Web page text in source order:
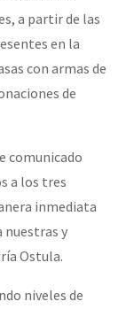
a partir de las
en la
con armas de
de
comunicado
a los tres
inmediata
nuestras y
Ostula.
niveles de